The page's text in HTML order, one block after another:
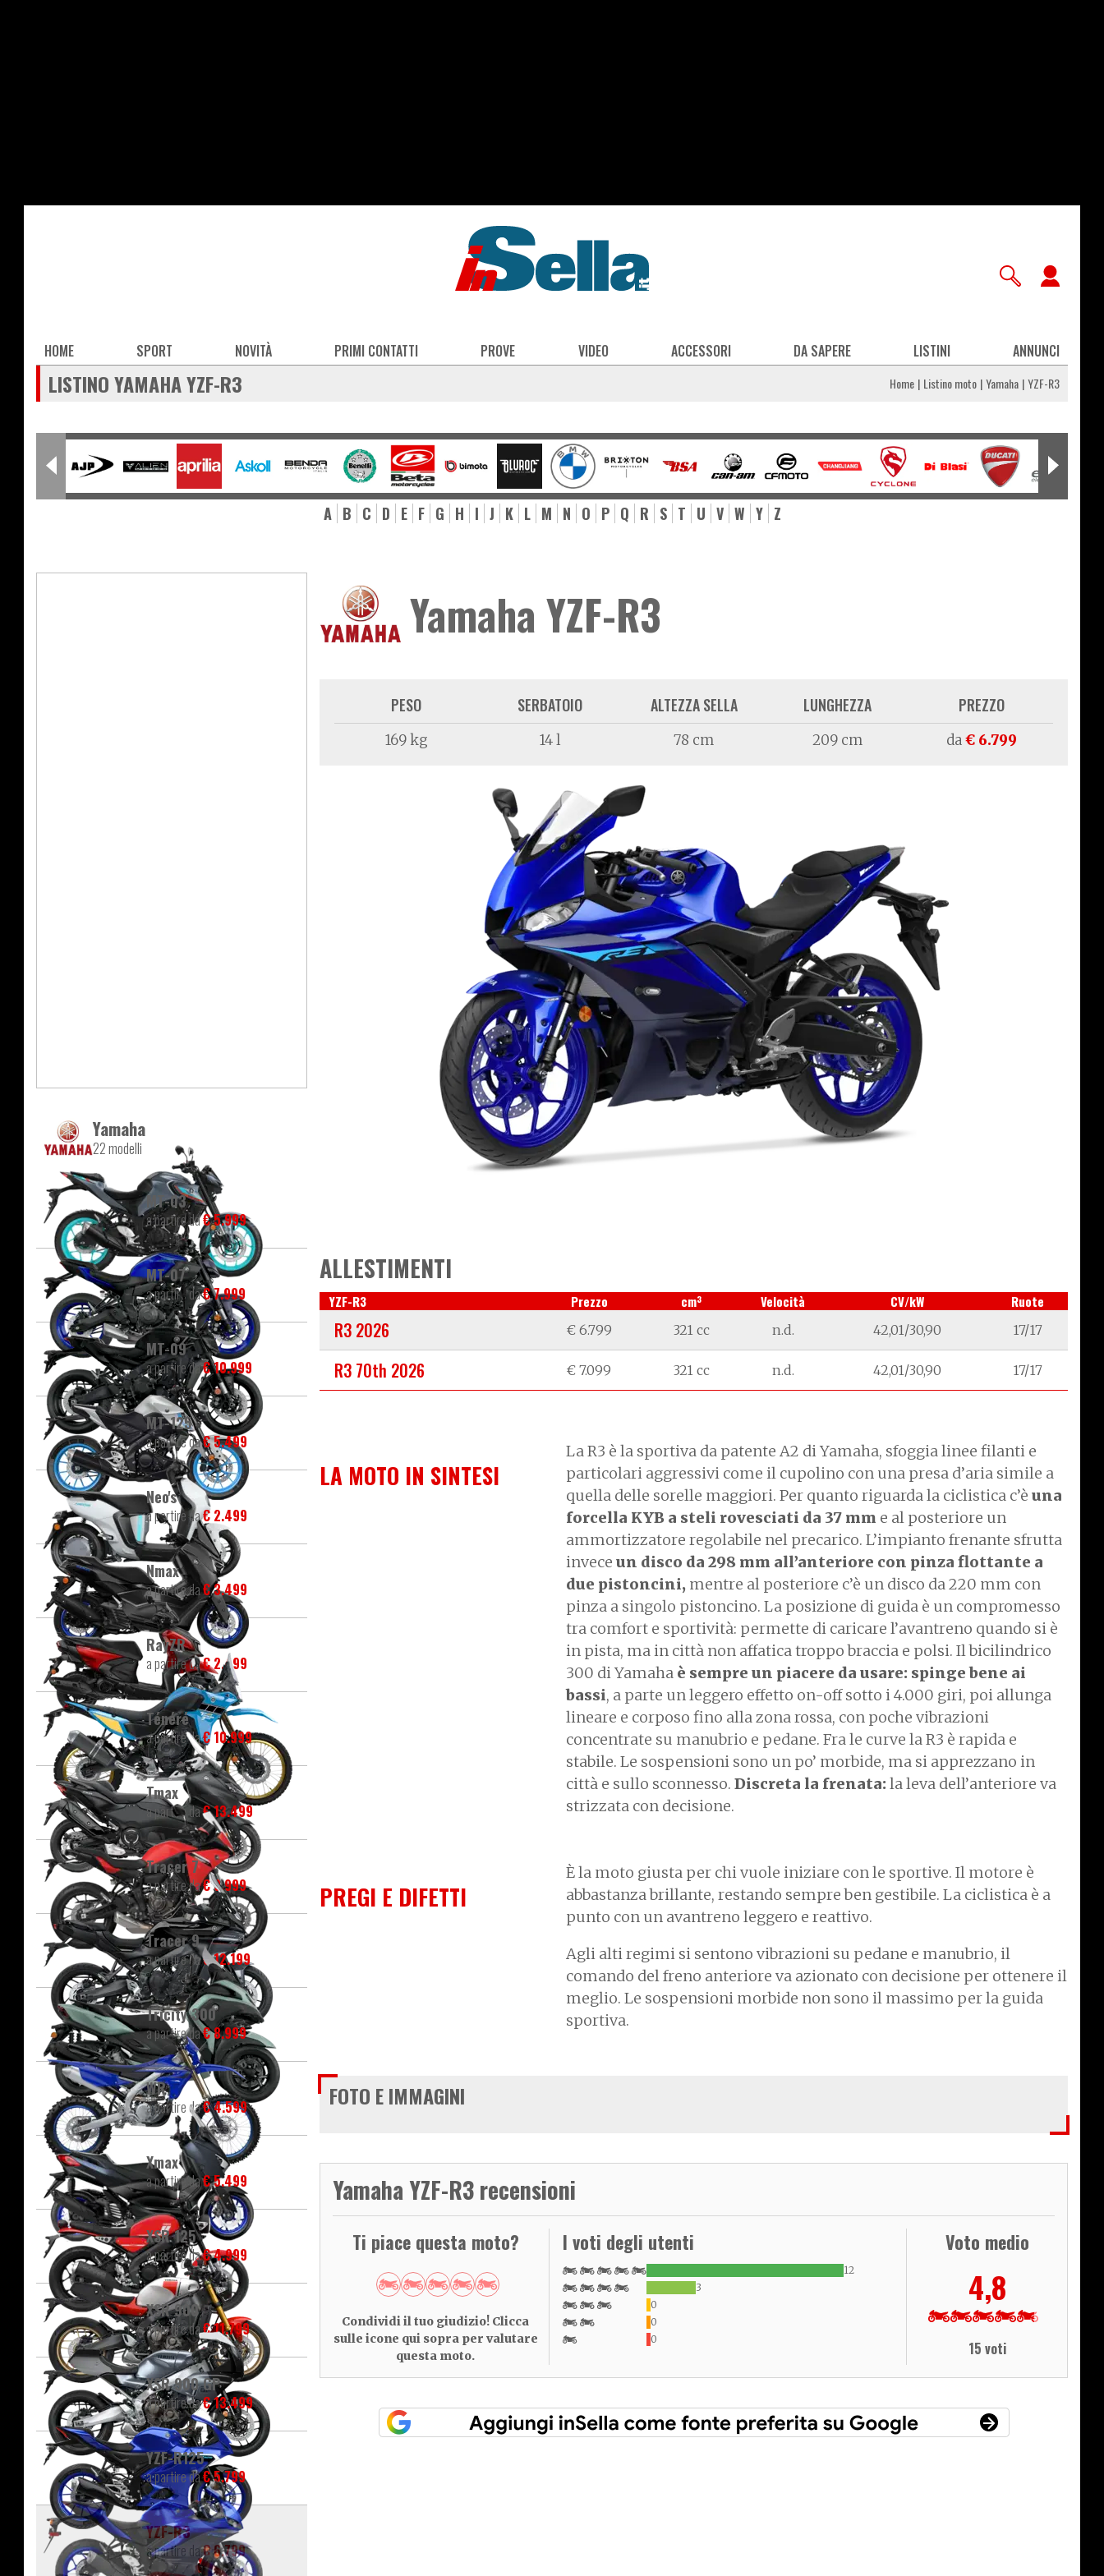
Main
navigation
HOME SPORT NOVITÀ PRIMI CONTATTI PROVE VIDEO ACCESSORI DA SAPERE LISTINI ANNUNCI
LISTINO YAMAHA YZF-R3 Home Listino moto Yamaha YZF-R3
A B C D E F G H I J K L M N O P Q R S T U V W Y Z
Yamaha
22 modelli
MT-03
a partire da€ 5.999
MT-07
a partire da€ 7.999
MT-09
a partire da€ 10.999
MT-125
a partire da€ 5.499
Neo's
a partire da€ 2.499
Nmax
a partire da€ 3.499
RayZR
a partire da€ 2.499
Ténéré
a partire da€ 10.999
Tmax
a partire da€ 13.499
Tracer 7
a partire da€ 9.999
Tracer 9
a partire da€ 12.199
Tricity 300
a partire da€ 8.999
WR
a partire da€ 4.599
Xmax
a partire da€ 5.499
XSR 125
a partire da€ 4.999
XSR 900
a partire da€ 11.799
XSR 900 GP
a partire da€ 13.499
YZF-R125
a partire da€ 5.799
YZF-R3
a partire da€ 6.799
Yamaha YZF-R3
PESO
169 kg
SERBATOIO
14 l
ALTEZZA SELLA
78 cm
LUNGHEZZA
209 cm
PREZZO
da€ 6.799
ALLESTIMENTI
YZF-R3 Prezzo cm3 Velocità CV/kW Ruote
R3 2026 € 6.799 321 cc n.d. 42,01/30,90 17/17
R3 70th 2026 € 7.099 321 cc n.d. 42,01/30,90 17/17
LA MOTO IN SINTESI
La R3 è la sportiva da patente A2 di Yamaha, sfoggia linee filanti e
particolari aggressivi come il cupolino con una presa d’aria simile a
quella delle sorelle maggiori. Per quanto riguarda la ciclistica c’è una
forcella KYB a steli rovesciati da 37 mm e al posteriore un
ammortizzatore regolabile nel precarico. L’impianto frenante sfrutta
invece un disco da 298 mm all’anteriore con pinza flottante a
due pistoncini, mentre al posteriore c’è un disco da 220 mm con
pinza a singolo pistoncino. La posizione di guida è un compromesso
tra comfort e sportività: permette di caricare l’avantreno quando si è
in pista, ma in città non affatica troppo braccia e polsi. Il bicilindrico
300 di Yamaha è sempre un piacere da usare: spinge bene ai
bassi, a parte un leggero effetto on-off sotto i 4.000 giri, poi allunga
lineare e corposo fino alla zona rossa, con poche vibrazioni
concentrate su manubrio e pedane. Fra le curve la R3 è rapida e
stabile. Le sospensioni sono un po’ morbide, ma si apprezzano in
città e sullo sconnesso. Discreta la frenata: la leva dell’anteriore va
strizzata con decisione.
PREGI E DIFETTI
È la moto giusta per chi vuole iniziare con le sportive. Il motore è
abbastanza brillante, restando sempre ben gestibile. La ciclistica è a
punto con un avantreno leggero e reattivo.
Agli alti regimi si sentono vibrazioni su pedane e manubrio, il
comando del freno anteriore va azionato con decisione per ottenere il
meglio. Le sospensioni morbide non sono il massimo per la guida
sportiva.
FOTO E IMMAGINI
Yamaha YZF-R3 recensioni
Ti piace questa moto?
Condividi il tuo giudizio! Clicca
sulle icone qui sopra per valutare
questa moto.
I voti degli utenti
12
3
0
0
0
Voto medio
4,8
15 voti